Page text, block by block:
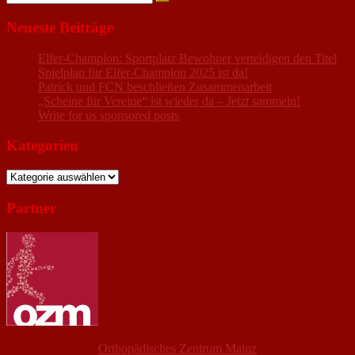
nach:
Neueste Beiträge
Elfer-Champion: Sportplatz Bewohner verteidigen den Titel
Spielplan für Elfer-Champion 2025 ist da!
Patrick und FCN beschließen Zusammenarbeit
„Scheine für Vereine“ ist wieder da – Jetzt sammeln!
Write for us sponsored posts
Kategorien
Kategorien
Partner
Orthopädisches Zentrum Mainz